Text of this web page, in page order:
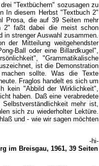
"Textbüchern" sozusagen zu
In diesem Herbst "Textbuch 2"
Prosa, die auf 39 Seiten mehr
2" faßt dabei die meist schon
strenger Auswahl zusammen.
der Mitteilung weitgehendster
Ball oder eine Billardkugel",
"Grammatikalische
ist die Demonstration
sollte. Was die Texte
Fraglos handelt es sich um
kein "Abbild der Wirklichkeit",
haben. Daß eine verabredete
mehr ist,
sich zu wiederholter Lektüre.
und - wie wir sagen möchten
-hi-
im Breisgau, 1961, 39 Seiten